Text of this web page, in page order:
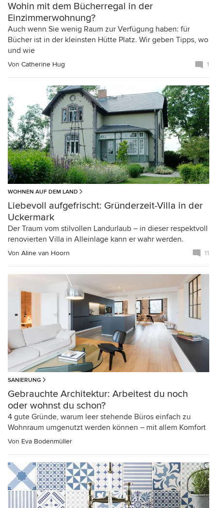
Wohin mit dem Bücherregal in der
Einzimmerwohnung?
Auch wenn Sie wenig Raum zur Verfügung haben: für
Bücher ist in der kleinsten Hütte Platz. Wir geben Tipps, wo
und wie
Von Catherine Hug 1
WOHNEN AUF DEM LAND
Liebevoll aufgefrischt: Gründerzeit-Villa in der
Uckermark
Der Traum vom stilvollen Landurlaub – in dieser respektvoll
renovierten Villa in Alleinlage kann er wahr werden.
Von Aline van Hoorn 11
SANIERUNG
Gebrauchte Architektur: Arbeitest du noch
oder wohnst du schon?
4 gute Gründe, warum leer stehende Büros einfach zu
Wohnraum umgenutzt werden können – mit allem Komfort
Von Eva Bodenmüller